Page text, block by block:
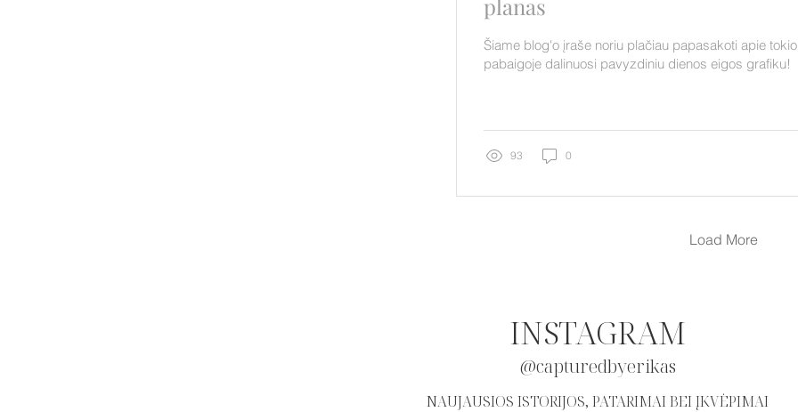
planas
Šiame blog'o įraše noriu plačiau papasakoti apie
pabaigoje dalinuosi pavyzdiniu dienos eigos grafiku!
93 0
Load More
INSTAGRAM
@capturedbyerikas
NAUJAUSIOS ISTORIJOS, PATARIMAI BEI ĮKVĖPIMAI